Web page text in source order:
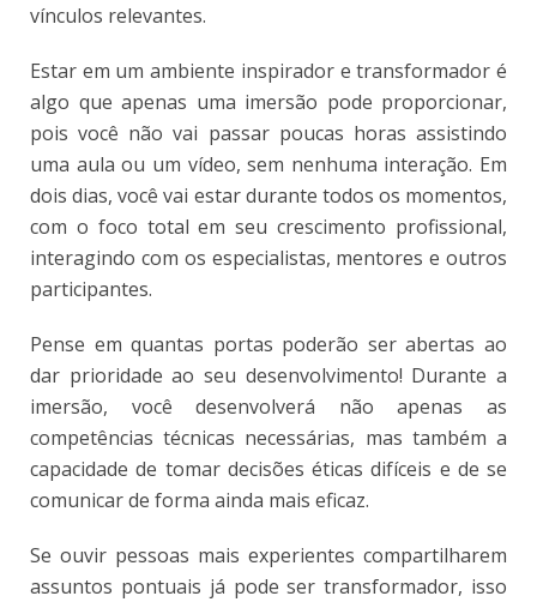
vínculos relevantes.
Estar em um ambiente inspirador e transformador é
algo que apenas uma imersão pode proporcionar,
pois você não vai passar poucas horas assistindo
uma aula ou um vídeo, sem nenhuma interação. Em
dois dias, você vai estar durante todos os momentos,
com o foco total em seu crescimento profissional,
interagindo com os especialistas, mentores e outros
participantes.
Pense em quantas portas poderão ser abertas ao
dar prioridade ao seu desenvolvimento! Durante a
imersão, você desenvolverá não apenas as
competências técnicas necessárias, mas também a
capacidade de tomar decisões éticas difíceis e de se
comunicar de forma ainda mais eficaz.
Se ouvir pessoas mais experientes compartilharem
assuntos pontuais já pode ser transformador, isso